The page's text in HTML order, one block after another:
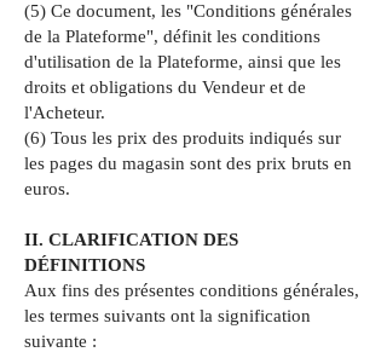
(5) Ce document, les "Conditions générales
de la Plateforme", définit les conditions
d'utilisation de la Plateforme, ainsi que les
droits et obligations du Vendeur et de
l'Acheteur.
(6) Tous les prix des produits indiqués sur
les pages du magasin sont des prix bruts en
euros.
II. CLARIFICATION DES
DÉFINITIONS
Aux fins des présentes conditions générales,
les termes suivants ont la signification
suivante :